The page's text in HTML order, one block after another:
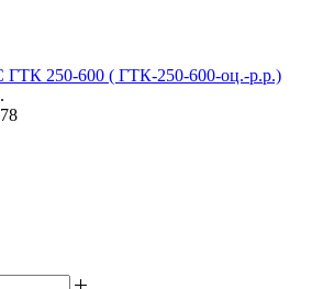
250‑600 ( ГТК‑250‑600‑оц.‑р.р.)